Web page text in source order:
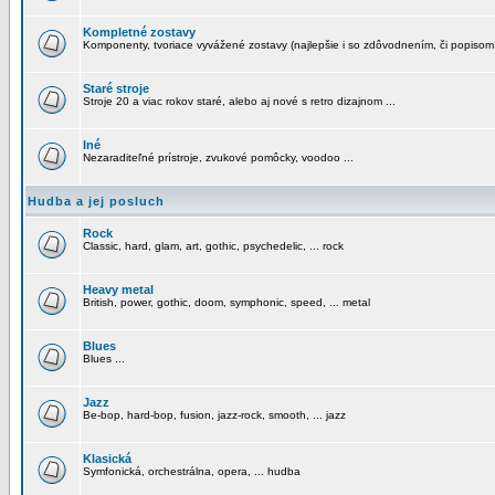
Kompletné zostavy
Komponenty, tvoriace vyvážené zostavy (najlepšie i so zdôvodnením, či
Staré stroje
Stroje 20 a viac rokov staré, alebo aj nové s retro dizajnom ...
Iné
Nezaraditeľné prístroje, zvukové pomôcky, voodoo ...
Hudba a jej posluch
Rock
Classic, hard, glam, art, gothic, psychedelic, ... rock
Heavy metal
British, power, gothic, doom, symphonic, speed, ... metal
Blues
Blues ...
Jazz
Be-bop, hard-bop, fusion, jazz-rock, smooth, ... jazz
Klasická
Symfonická, orchestrálna, opera, ... hudba